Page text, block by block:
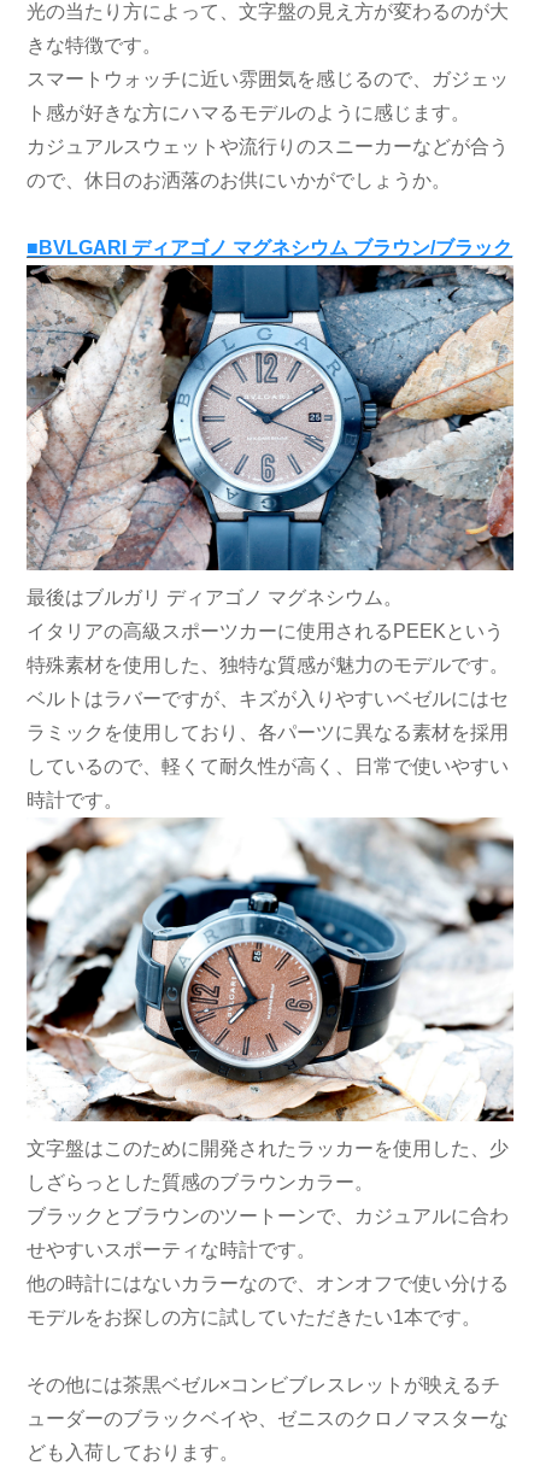
光の当たり方によって、文字盤の見え方が変わるのが大
きな特徴です。
スマートウォッチに近い雰囲気を感じるので、ガジェッ
ト感が好きな方にハマるモデルのように感じます。
カジュアルスウェットや流行りのスニーカーなどが合う
ので、休日のお洒落のお供にいかがでしょうか。
■BVLGARI ディアゴノ マグネシウム ブラウン/ブラック
最後はブルガリ ディアゴノ マグネシウム。
イタリアの高級スポーツカーに使用されるPEEKという
特殊素材を使用した、独特な質感が魅力のモデルです。
ベルトはラバーですが、キズが入りやすいベゼルにはセ
ラミックを使用しており、各パーツに異なる素材を採用
しているので、軽くて耐久性が高く、日常で使いやすい
時計です。
文字盤はこのために開発されたラッカーを使用した、少
しざらっとした質感のブラウンカラー。
ブラックとブラウンのツートーンで、カジュアルに合わ
せやすいスポーティな時計です。
他の時計にはないカラーなので、オンオフで使い分ける
モデルをお探しの方に試していただきたい1本です。
その他には茶黒ベゼル×コンビブレスレットが映えるチ
ューダーのブラックベイや、ゼニスのクロノマスターな
ども入荷しております。